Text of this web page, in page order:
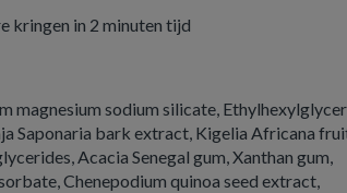
kringen in 2 minuten tijd
magnesium sodium silicate,
Saponaria bark extract, Kigelia Africana
Acacia Senegal gum, Xanthan gum,
Chenepodium quinoa seed extract,